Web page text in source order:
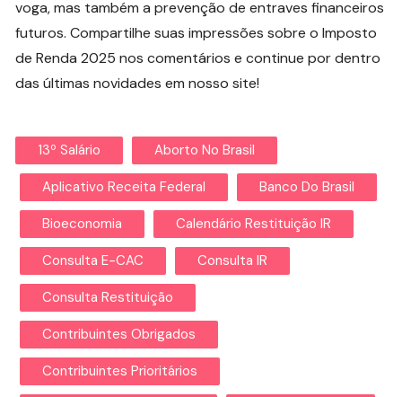
voga, mas também a prevenção de entraves financeiros
futuros. Compartilhe suas impressões sobre o Imposto
de Renda 2025 nos comentários e continue por dentro
das últimas novidades em nosso site!
13º Salário Aborto No Brasil
Aplicativo Receita Federal Banco Do Brasil
Bioeconomia Calendário Restituição IR
Consulta E-CAC Consulta IR
Consulta Restituição
Contribuintes Obrigados
Contribuintes Prioritários